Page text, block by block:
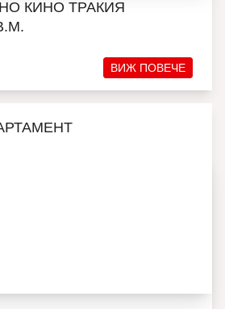
КИНО ТРАКИЯ
ВИЖ ПОВЕЧЕ